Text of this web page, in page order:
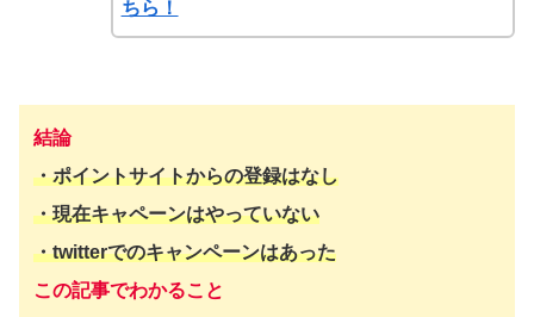
ちら！
結論
・ポイントサイトからの登録はなし
・現在キャペーンはやっていない
・twitterでのキャンペーンはあった
この記事でわかること